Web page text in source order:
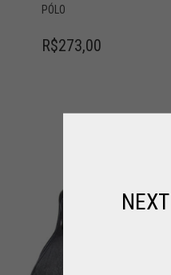
PÓLO
R$273,00